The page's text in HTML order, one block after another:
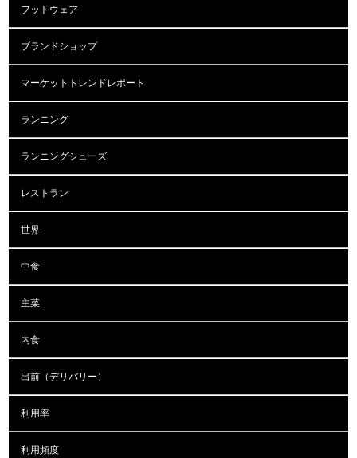
フットウェア
ブランドショップ
マーケットトレンドレポート
ランニング
ランニングシューズ
レストラン
世界
中食
主菜
内食
出前（デリバリー）
利用率
利用頻度